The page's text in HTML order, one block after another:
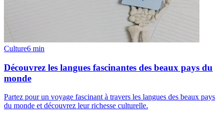
Culture6 min
Découvrez les langues fascinantes des beaux pays du
monde
Partez pour un voyage fascinant à travers les langues des beaux pays
du monde et découvrez leur richesse culturelle.